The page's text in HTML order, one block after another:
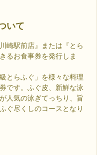
いて
崎駅前店』または『とら
るお食事券を発行しま
とらふぐ」を様々な料理
です。ふぐ皮、新鮮な泳
人気の泳ぎてっちり、旨
ぐ尽くしのコースとなり